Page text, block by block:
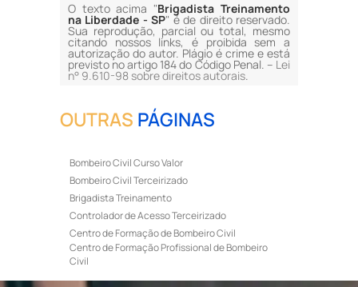
O texto acima "Brigadista Treinamento
na Liberdade - SP" é de direito reservado.
Sua reprodução, parcial ou total, mesmo
citando nossos links, é proibida sem a
autorização do autor. Plágio é crime e está
previsto no artigo 184 do Código Penal. – Lei
n° 9.610-98 sobre direitos autorais.
OUTRAS PÁGINAS
Bombeiro Civil Curso Valor
Bombeiro Civil Terceirizado
Brigadista Treinamento
Controlador de Acesso Terceirizado
Centro de Formação de Bombeiro Civil
Centro de Formação Profissional de Bombeiro
Civil
Curso de Bombeiro Civil